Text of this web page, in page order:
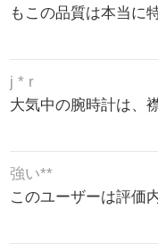
もこの品質は本当に
j * r
大気中の腕時計は、
強い**
このユーザーは評価